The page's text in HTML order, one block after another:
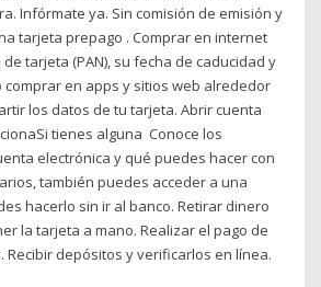
Infórmate ya. Sin comisión de emisión y
tarjeta prepago . Comprar en internet
tarjeta (PAN), su fecha de caducidad y
comprar en apps y sitios web alrededor
los datos de tu tarjeta. Abrir cuenta
tienes alguna Conoce los
electrónica y qué puedes hacer con
también puedes acceder a una
hacerlo sin ir al banco. Retirar dinero
la tarjeta a mano. Realizar el pago de
Recibir depósitos y verificarlos en línea.